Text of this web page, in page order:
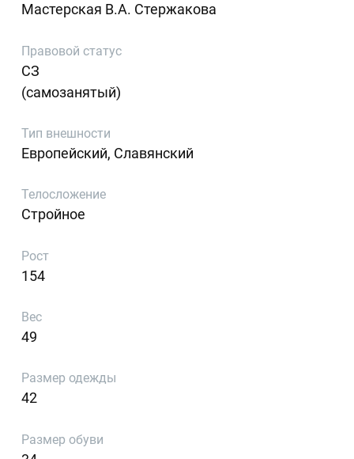
Мастерская В.А. Стержакова
Правовой статус
СЗ
(самозанятый)
Тип внешности
Европейский, Славянский
Телосложение
Стройное
Рост
154
Вес
49
Размер одежды
42
Размер обуви